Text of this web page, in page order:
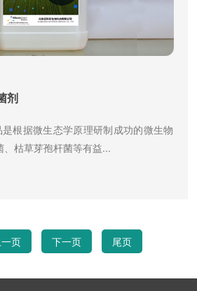
剂
根据微生态学原理研制成功的微生物
枯草芽孢杆菌等有益...
页 下一页 尾页